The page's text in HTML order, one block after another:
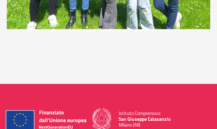
Istituto Comprensivo
San Giuseppe Calasanzio
Milano (MI)